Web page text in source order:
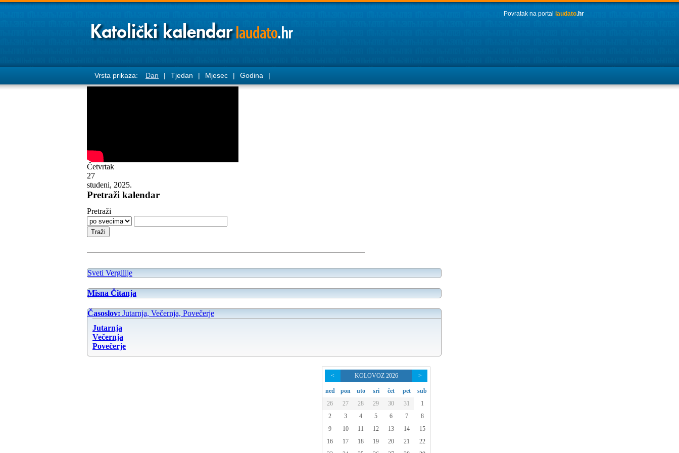
Povratak na portal laudato.hr
Vrsta prikaza: Dan | Tjedan | Mjesec | Godina |
Četvrtak
27
studeni, 2025.
Pretraži kalendar
Pretraži
Sveti Vergilije
Misna Čitanja
Časoslov: Jutarnja, Večernja, Povečerje
Jutarnja
Večernja
Povečerje
< KOLOVOZ 2026 >
ned pon uto sri čet pet
sub
26
27 28 29 30 31
1
2
3 4 5 6 7
8
9
10 11 12 13 14
15
16
17 18 19 20 21
22